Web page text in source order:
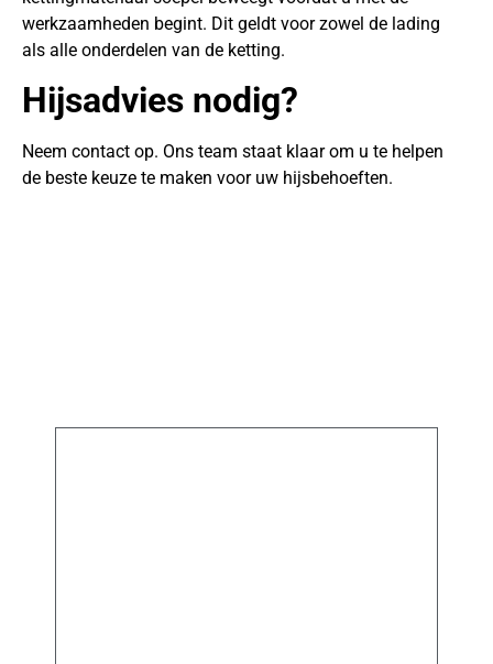
werkzaamheden begint. Dit geldt voor zowel de lading
als alle onderdelen van de ketting.
Hijsadvies nodig?
Neem contact op. Ons team staat klaar om u te helpen
de beste keuze te maken voor uw hijsbehoeften.